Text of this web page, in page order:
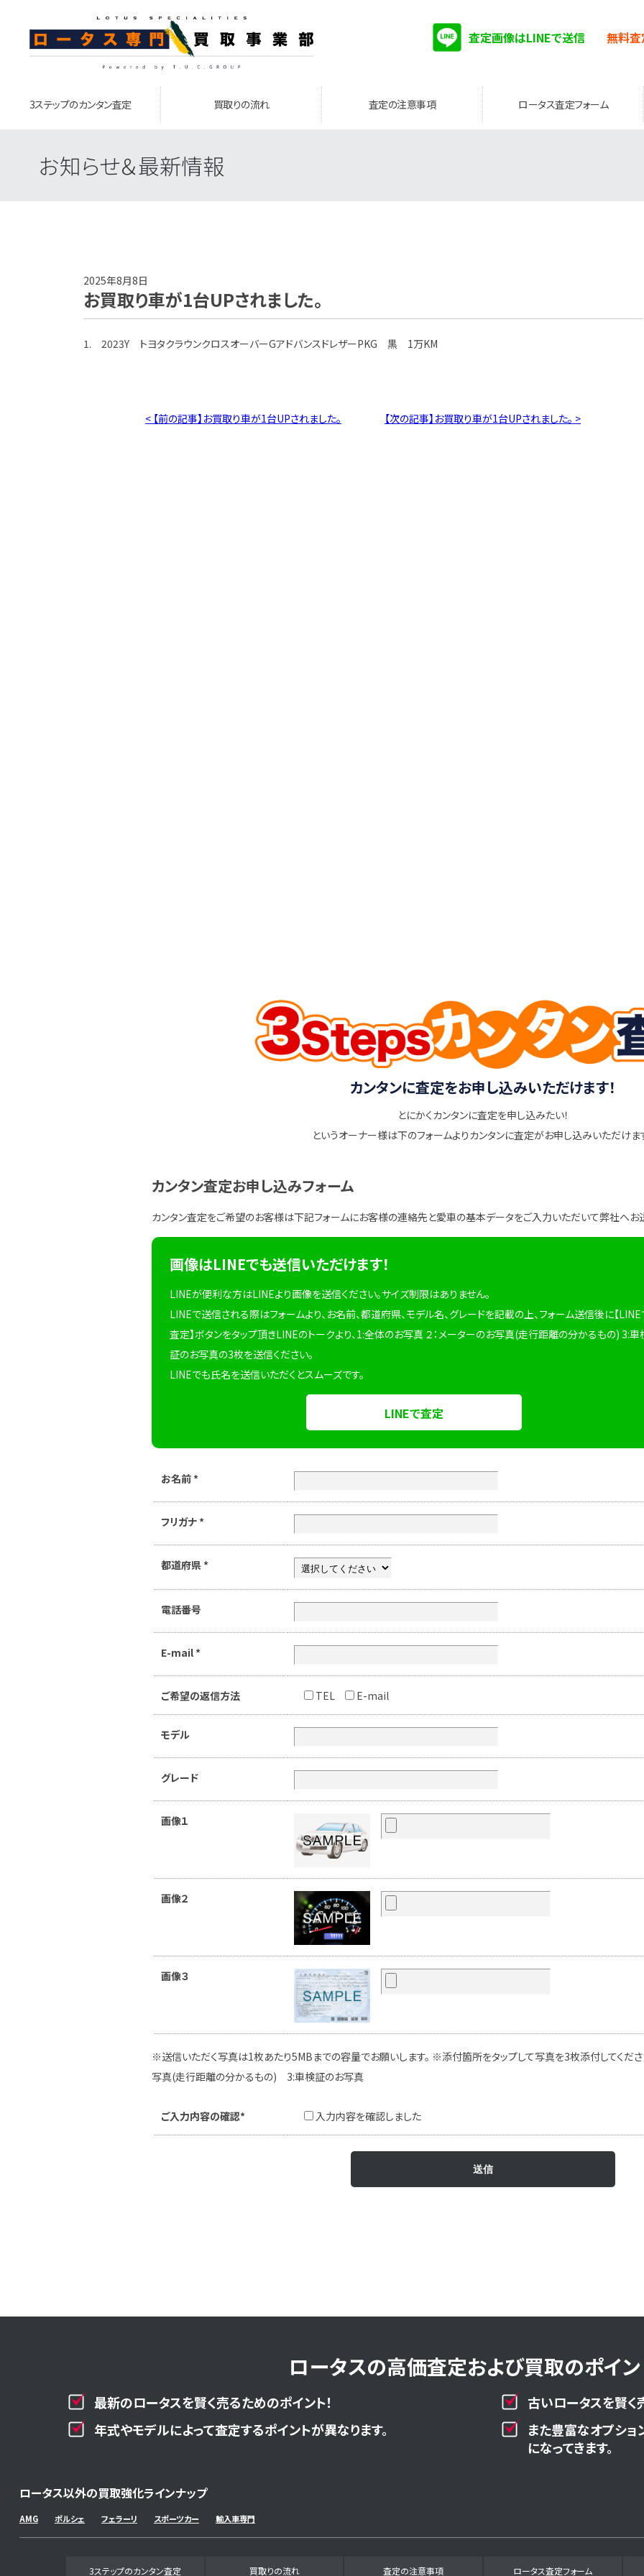
査定画像はLINEで送信 無料査
3ステップのカンタン査定 買取りの流れ 査定の注意事項 ロータス査定フォーム
お知らせ＆最新情報
2025年8月8日
お買取り車が1台UPされました。
1. 2023Y トヨタクラウンクロスオーバーGアドバンスドレザーPKG 黒 1万KM
< 【前の記事】お買取り車が1台UPされました。 【次の記事】お買取り車が1台UPされました。 >
カンタンに査定をお申し込みいただけます！
とにかくカンタンに査定を申し込みたい！
というオーナー様は下のフォームよりカンタンに査定がお申し込みいただけま
カンタン査定お申し込みフォーム
カンタン査定をご希望のお客様は下記フォームにお客様の連絡先と愛車の基本データをご入力いただいて弊社へお
画像はLINEでも送信いただけます！
LINEが便利な方はLINEより画像を送信ください。サイズ制限はありません。
LINEで送信される際はフォームより、お名前、都道府県、モデル名、グレードを記載の上、フォーム送信後に【LINE
査定】ボタンをタップ頂きLINEのトークより、1:全体のお写真 ２：メーターのお写真(走行距離の分かるもの) 3:車
証のお写真の3枚を送信ください。
LINEでも氏名を送信いただくとスムーズです。
LINEで査定
お名前 *
フリガナ *
都道府県 *
電話番号
E-mail *
ご希望の返信方法 TEL E-mail
モデル
グレード
画像１
画像２
画像３
※送信いただく写真は1枚あたり5MBまでの容量でお願いします。 ※添付箇所をタップして写真を3枚添付してくだ
写真(走行距離の分かるもの) 3:車検証のお写真
ご入力内容の確認* 入力内容を確認しました
ロータスの高価査定および買取のポイン
最新のロータスを賢く売るためのポイント！
古いロータスを賢く
年式やモデルによって査定するポイントが異なります。
また豊富なオプシ
になってきます。
ロータス以外の買取強化ラインナップ
AMG ポルシェ フェラーリ スポーツカー 輸入車専門
3ステップのカンタン査定 買取りの流れ 査定の注意事項 ロータス査定フォーム